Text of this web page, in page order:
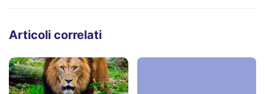
Articoli correlati